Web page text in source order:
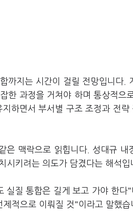
까지는 시간이 걸릴 전망입니다.
한 과정을 거쳐야 하며 통상적으
하면서 부서별 구조 조정과 전
은 맥락으로 읽힙니다. 성대규 내
시키려는 의도가 담겼다는 해석입
실질 통합은 길게 보고 가야 한다
적으로 이뤄질 것"이라고 말했습